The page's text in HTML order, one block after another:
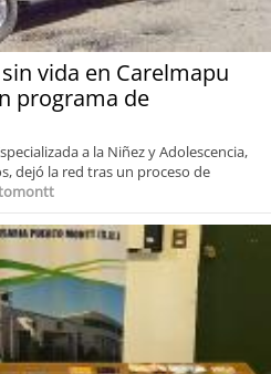
vida en Carelmapu
programa de
a la Niñez y Adolescencia,
dejó la red tras un proceso de